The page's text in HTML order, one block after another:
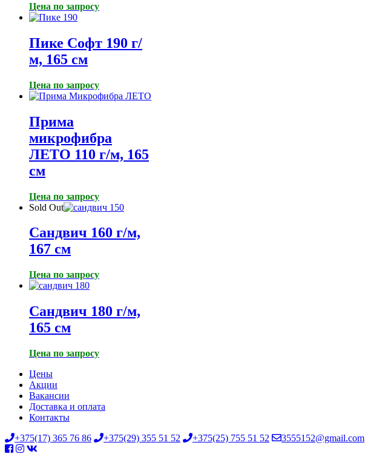
Цена по запросу
Пике Софт 190 г/
м, 165 см
Цена по запросу
Прима
микрофибра
ЛЕТО 110 г/м, 165
см
Цена по запросу
Sold Out
Сандвич 160 г/м,
167 см
Цена по запросу
Сандвич 180 г/м,
165 см
Цена по запросу
Цены
Акции
Вакансии
Доставка и оплата
Контакты
+375(17) 365 76 86
+375(29) 355 51 52 +375(25) 755 51 52 3555152@gmail.com